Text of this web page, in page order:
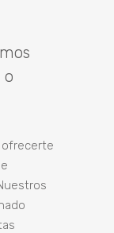
o
ofrecerte